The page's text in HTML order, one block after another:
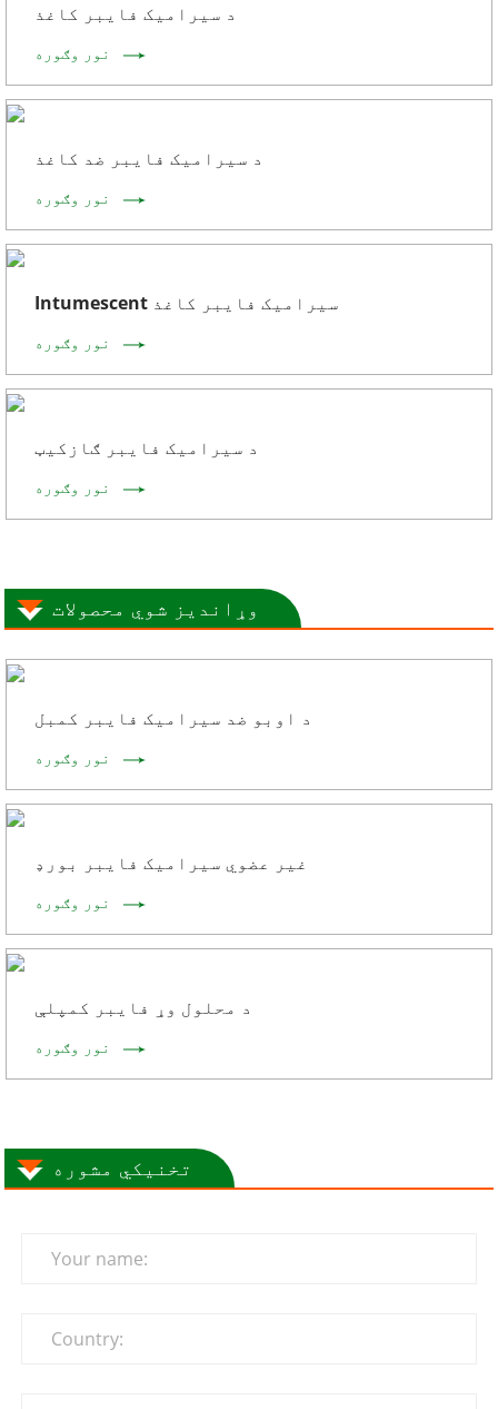
د سیرامیک فایبر کاغذ
نور وګوره
د سیرامیک فایبر ضد کاغذ
نور وګوره
Intumescent سیرامیک فایبر کاغذ
نور وګوره
د سیرامیک فایبر ګازکیټ
نور وګوره
وړاندیز شوي محصولات
د اوبو ضد سیرامیک فایبر کمبل
نور وګوره
غیر عضوي سیرامیک فایبر بورډ
نور وګوره
د محلول وړ فایبر کمپلې
نور وګوره
تخنیکي مشوره